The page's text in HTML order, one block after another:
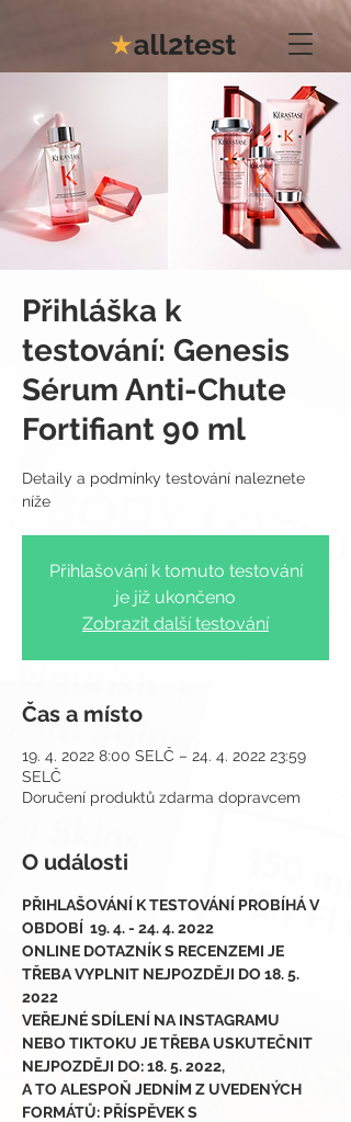
Přihláška k
testování: Genesis
Sérum Anti-Chute
Fortifiant 90 ml
Detaily a podmínky testování naleznete
Přihlašování k tomuto testování
je již ukončeno
Zobrazit další testování
Čas a místo
19. 4. 2022 8:00 SELČ – 24. 4. 2022 23:59
SELČ
Doručení produktů zdarma dopravcem
O události
PŘIHLAŠOVÁNÍ K TESTOVÁNÍ PROBÍHÁ V
OBDOBÍ  19. 4. - 24. 4. 2022
ONLINE DOTAZNÍK S RECENZEMI JE
TŘEBA VYPLNIT NEJPOZDĚJI DO 18. 5.
2022
VEŘEJNÉ SDÍLENÍ NA INSTAGRAMU
NEBO TIKTOKU JE TŘEBA USKUTEČNIT
NEJPOZDĚJI DO: 18. 5. 2022,
A TO ALESPOŇ JEDNÍM Z UVEDENÝCH
FORMÁTŮ: PŘÍSPĚVEK S